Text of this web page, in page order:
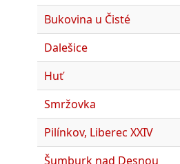
Bukovina u Čisté
Dalešice
Huť
Smržovka
Pilínkov, Liberec XXIV
Šumburk nad Desnou